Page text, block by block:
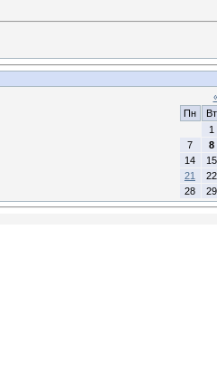
Пн
Вт
1
7
8
14
15
21
22
28
29